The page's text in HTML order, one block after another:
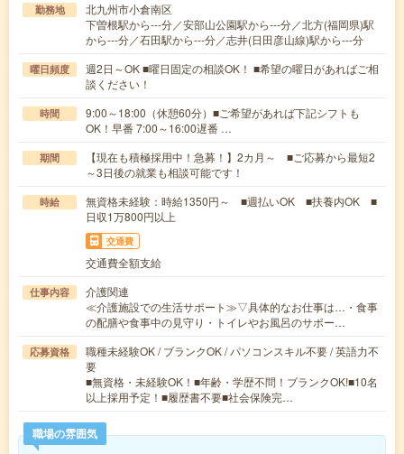
勤務地
北九州市小倉南区
下曽根駅から---分／安部山公園駅から---分／北方(福岡県)駅
から---分／石田駅から---分／志井(日田彦山線)駅から---分
曜日頻度
週2日～OK ■曜日固定の相談OK！ ■希望の曜日があればご相
談ください！
時間
9:00～18:00（休憩60分）■ご希望があれば下記シフトも
OK！早番 7:00～16:00遅番 …
期間
【現在も積極採用中！急募！】2カ月～ ■ご応募から最短2
～3日後の就業も相談可能です！
時給
無資格未経験：時給1350円～ ■週払いOK ■扶養内OK ■
日収1万800円以上
交通費
交通費全額支給
仕事内容
介護関連
≪介護施設での生活サポート≫▽具体的なお仕事は…・食事
の配膳や食事中の見守り・トイレやお風呂のサポー…
応募資格
職種未経験OK / ブランクOK / パソコンスキル不要 / 英語力不
要
■無資格・未経験OK！■年齢・学歴不問！ブランクOK!■10名
以上採用予定！■履歴書不要■社会保険完…
職場の雰囲気